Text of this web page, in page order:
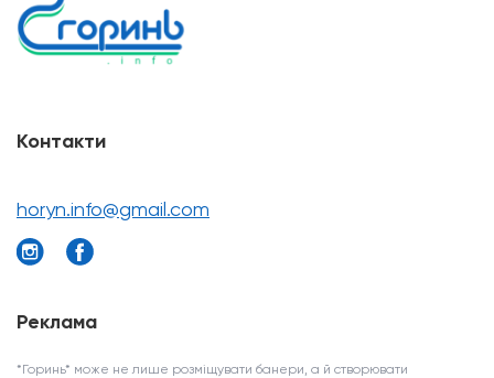
Контакти
horyn.info@gmail.com
Реклама
*Горинь* може не лише розміщувати банери, а й створювати